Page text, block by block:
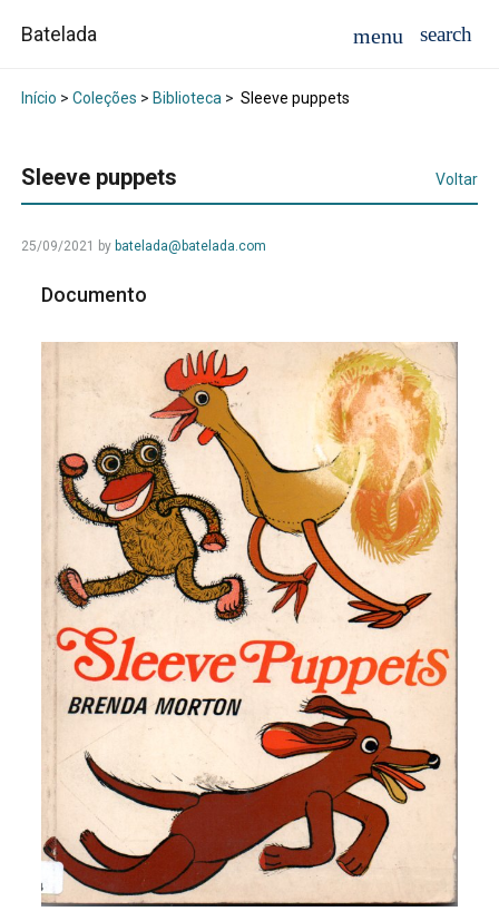
Batelada
Início > Coleções > Biblioteca> Sleeve puppets
Sleeve puppets Voltar
25/09/2021 by batelada@batelada.com
Documento